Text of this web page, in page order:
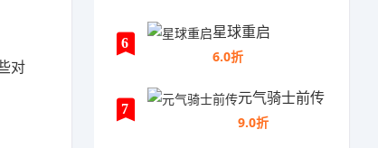
对
6
星球重启
6.0折
7
元气骑士前传
9.0折